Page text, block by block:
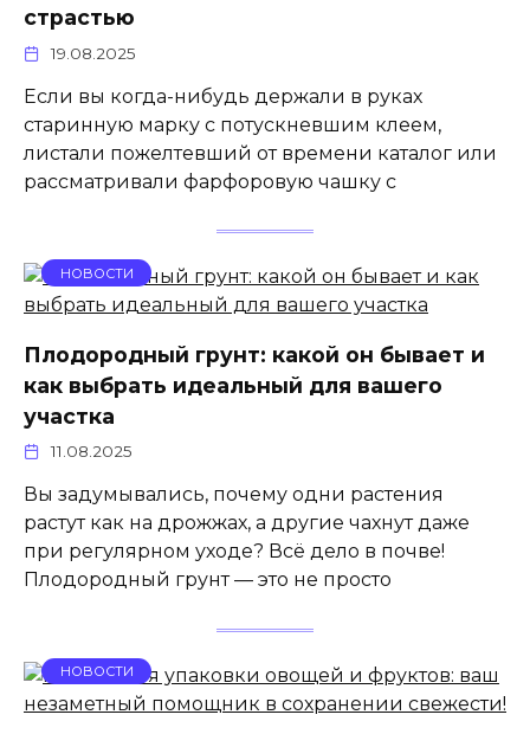
страстью
19.08.2025
Если вы когда-нибудь держали в руках
старинную марку с потускневшим клеем,
листали пожелтевший от времени каталог или
рассматривали фарфоровую чашку с
НОВОСТИ
Плодородный грунт: какой он бывает и
как выбрать идеальный для вашего
участка
11.08.2025
Вы задумывались, почему одни растения
растут как на дрожжах, а другие чахнут даже
при регулярном уходе? Всё дело в почве!
Плодородный грунт — это не просто
НОВОСТИ